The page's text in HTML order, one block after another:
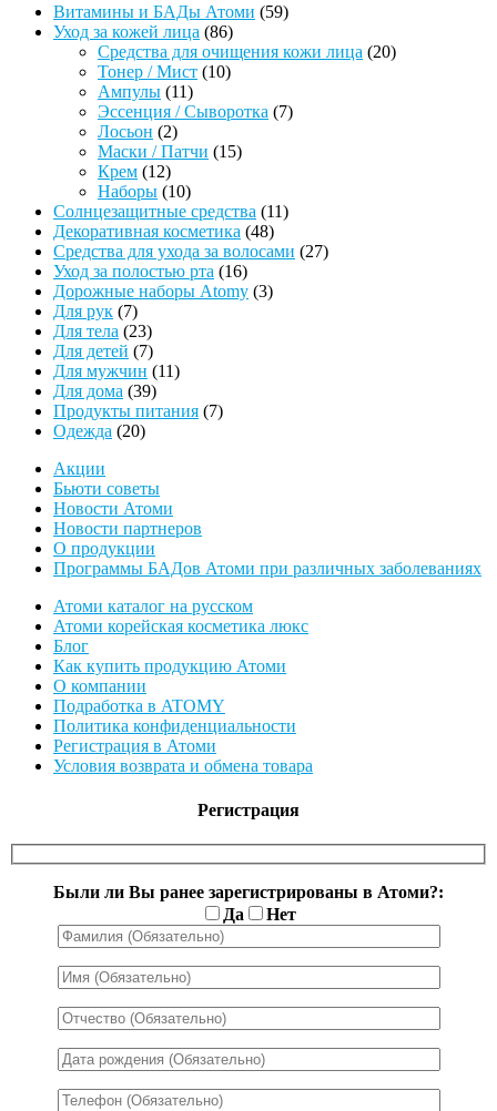
Витамины и БАДы Атоми 5959
Уход за кожей лица 8686
товаров
Средства для очищения кожи лица 2020
Тонер / Мист 1010
Ампулы 1111
товаров
Эссенция / Сыворотка 77
Лосьон 22
товара
Маски / Патчи 1515
Крем 1212
товаров
Наборы 1010
товаров
Солнцезащитные средства 1111
Декоративная косметика 4848
товаров
Средства для ухода за волосами 2727
Уход за полостью рта 1616
товаров
Дорожные наборы Atomy 33
Для рук 77
товаров
Для тела 2323
товара
Для детей 77
товаров
Для мужчин 1111
Для дома 3939
товаров
Продукты питания 77
Одежда 2020
Акции
Бьюти советы
Новости Атоми
Новости партнеров
О продукции
Программы БАДов Атоми при различных заболеваниях
Атоми каталог на русском
Атоми корейская косметика люкс
Блог
Как купить продукцию Атоми
О компании
Подработка в ATOMY
Политика конфиденциальности
Регистрация в Атоми
Условия возврата и обмена товара
Регистрация
Были ли Вы ранее зарегистрированы в Атоми?:
Да
Нет